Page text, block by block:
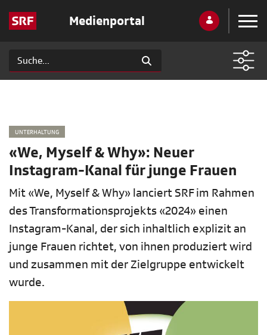
Medienportal
UNTERHALTUNG
«We, Myself & Why»: Neuer
Instagram-Kanal für junge Frauen
Mit «We, Myself & Why» lanciert SRF im Rahmen
des Transformationsprojekts «2024» einen
Instagram-Kanal, der sich inhaltlich explizit an
junge Frauen richtet, von ihnen produziert wird
und zusammen mit der Zielgruppe entwickelt
wurde.